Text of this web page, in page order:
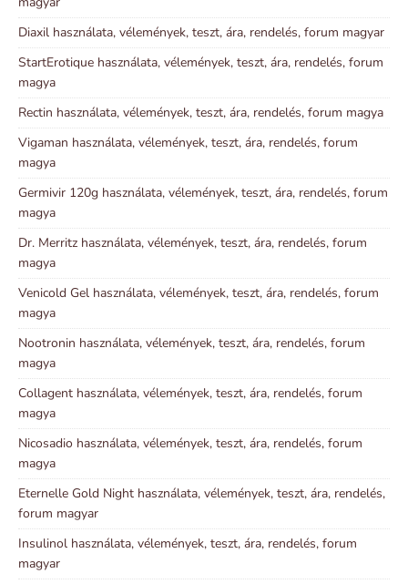
Diaxil használata, vélemények, teszt, ára, rendelés, forum magyar
StartErotique használata, vélemények, teszt, ára, rendelés, forum
magya
Rectin használata, vélemények, teszt, ára, rendelés, forum magya
Vigaman használata, vélemények, teszt, ára, rendelés, forum
magya
Germivir 120g használata, vélemények, teszt, ára, rendelés, forum
magya
Dr. Merritz használata, vélemények, teszt, ára, rendelés, forum
magya
Venicold Gel használata, vélemények, teszt, ára, rendelés, forum
magya
Nootronin használata, vélemények, teszt, ára, rendelés, forum
magya
Collagent használata, vélemények, teszt, ára, rendelés, forum
magya
Nicosadio használata, vélemények, teszt, ára, rendelés, forum
magya
Eternelle Gold Night használata, vélemények, teszt, ára, rendelés,
forum magyar
Insulinol használata, vélemények, teszt, ára, rendelés, forum
magyar